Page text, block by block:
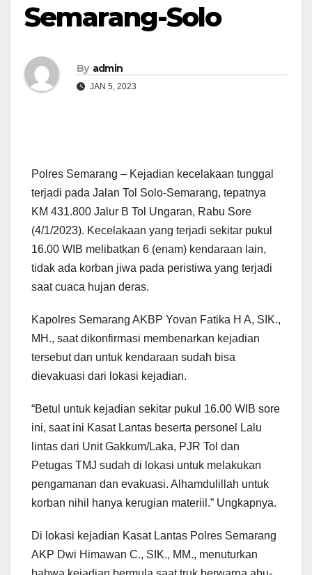
Semarang-Solo
By admin
JAN 5, 2023
Polres Semarang – Kejadian kecelakaan tunggal
terjadi pada Jalan Tol Solo-Semarang, tepatnya
KM 431.800 Jalur B Tol Ungaran, Rabu Sore
(4/1/2023). Kecelakaan yang terjadi sekitar pukul
16.00 WIB melibatkan 6 (enam) kendaraan lain,
tidak ada korban jiwa pada peristiwa yang terjadi
saat cuaca hujan deras.
Kapolres Semarang AKBP Yovan Fatika H A, SIK.,
MH., saat dikonfirmasi membenarkan kejadian
tersebut dan untuk kendaraan sudah bisa
dievakuasi dari lokasi kejadian.
“Betul untuk kejadian sekitar pukul 16.00 WIB sore
ini, saat ini Kasat Lantas beserta personel Lalu
lintas dari Unit Gakkum/Laka, PJR Tol dan
Petugas TMJ sudah di lokasi untuk melakukan
pengamanan dan evakuasi. Alhamdulillah untuk
korban nihil hanya kerugian materiil.” Ungkapnya.
Di lokasi kejadian Kasat Lantas Polres Semarang
AKP Dwi Himawan C., SIK., MM., menuturkan